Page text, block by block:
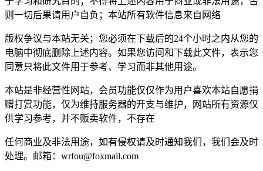
则一切后果请用户自负；本站所有软件信息来自网络
版权争议与本站无关；您必须在下载后的24个小时之内从您的
电脑中彻底删除上述内容。如果您访问和下载此文件，表示您
同意只将此文件用于参考、学习而非其他用途。
本站是非经营性网站，会员功能仅仅作为用户喜欢本站自愿捐
赠打赏功能，仅为维持服务器的开支与维护，网站所有资源仅
供学习参考，并不贩卖软件，不存在
任何商业及非法用途，如有侵权请及时通知我们，我们会及时
处理。邮箱：wrfou@foxmail.com